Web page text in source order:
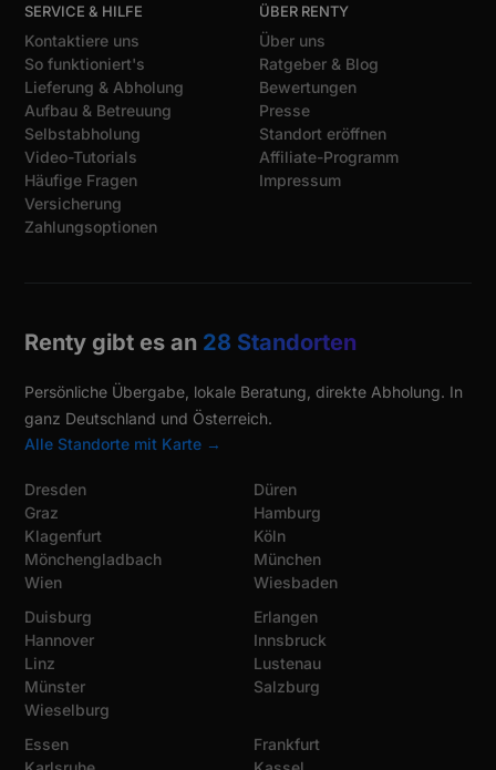
SERVICE & HILFE
Kontaktiere uns
So funktioniert's
Lieferung & Abholung
Aufbau & Betreuung
Selbstabholung
Video-Tutorials
Häufige Fragen
Versicherung
Zahlungsoptionen
ÜBER RENTY
Über uns
Ratgeber & Blog
Bewertungen
Presse
Standort eröffnen
Affiliate-Programm
Impressum
Renty gibt es an 28 Standorten
Persönliche Übergabe, lokale Beratung, direkte Abholung. In
ganz Deutschland und Österreich.
Alle Standorte mit Karte →
Dresden
Graz
Klagenfurt
Mönchengladbach
Wien
Düren
Hamburg
Köln
München
Wiesbaden
Duisburg
Hannover
Linz
Münster
Wieselburg
Erlangen
Innsbruck
Lustenau
Salzburg
Essen
Frankfurt